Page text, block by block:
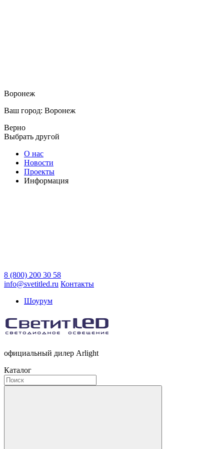
Воронеж
Ваш город: Воронеж
Верно
Выбрать другой
О нас
Новости
Проекты
Информация
8 (800) 200 30 58
info@svetitled.ru Контакты
Шоурум
официальный дилер Arlight
Каталог